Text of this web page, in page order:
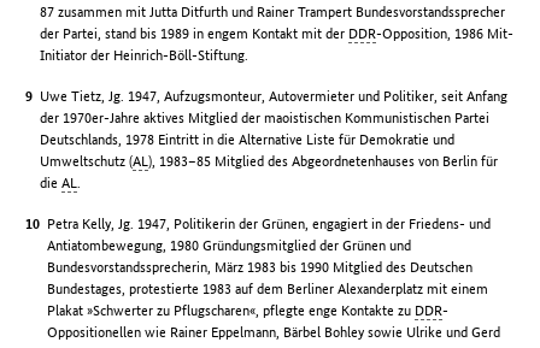
87 zusammen mit Jutta Ditfurth und Rainer Trampert Bundesvorstandssprecher
der Partei, stand bis 1989 in engem Kontakt mit der DDR-Opposition, 1986 Mit-
Initiator der Heinrich-Böll-Stiftung.
Uwe Tietz, Jg. 1947, Aufzugsmonteur, Autovermieter und Politiker, seit Anfang
der 1970er-Jahre aktives Mitglied der maoistischen Kommunistischen Partei
Deutschlands, 1978 Eintritt in die Alternative Liste für Demokratie und
Umweltschutz (AL), 1983–85 Mitglied des Abgeordnetenhauses von Berlin für
dieAL
Petra Kelly, Jg. 1947, Politikerin der Grünen, engagiert in der Friedens- und
Antiatombewegung, 1980 Gründungsmitglied der Grünen und
Bundesvorstandssprecherin, März 1983 bis 1990 Mitglied des Deutschen
Bundestages, protestierte 1983 auf dem Berliner Alexanderplatz mit einem
Plakat »Schwerter zu Pflugscharen«, pflegte enge Kontakte zu DDR-
Oppositionellen wie Rainer Eppelmann, Bärbel Bohley sowie Ulrike und Gerd